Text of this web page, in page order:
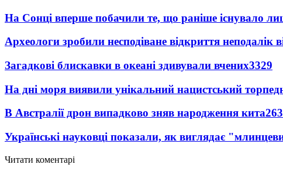
На Сонці вперше побачили те, що раніше існувало
Археологи зробили несподіване відкриття неподалік
Загадкові блискавки в океані здивували вчених3329
На дні моря виявили унікальний нацистський
В Австралії дрон випадково зняв народження кита
Українські науковці показали, як виглядає
Читати коментарі